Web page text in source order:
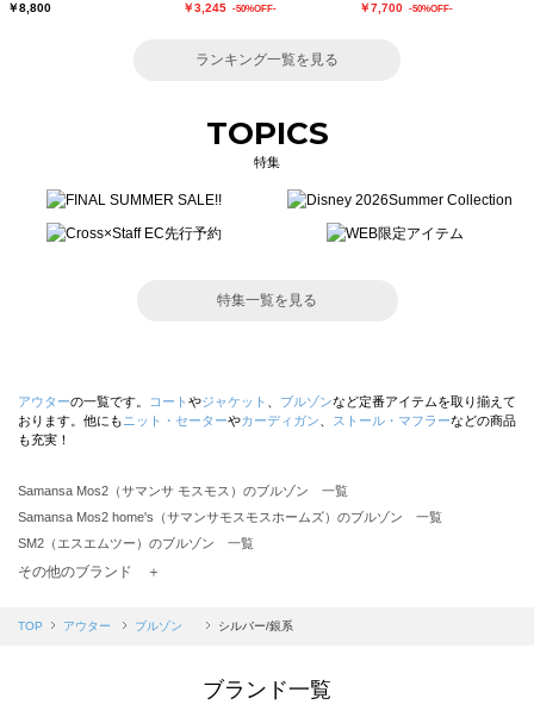
￥8,800 ￥3,245 -50%OFF- ￥7,700 -50%OFF-
ランキング一覧を見る
TOPICS
特集
特集一覧を見る
アウターの一覧です。 コート やジャケット ブルゾンなど定番アイテムを取り揃えて
おります。他にも ニット・セーターやカーディガン ストール・マフラーなどの商品
も充実！
Samansa Mos2（サマンサ モスモス）のブルゾン 一覧
Samansa Mos2 home's（サマンサモスモスホームズ）のブルゾン 一覧
SM2（エスエムツー）のブルゾン 一覧
TSUHARU by Samansa Mos2（ツハルバイサマンサモスモス）のブルゾン 一覧
Samansa Mos2 blue（サマンサモスモス ブルー）のブルゾン 一覧
sō4ū（ソウフォーユー）のブルゾン 一覧
その他のブランド ＋
TOP アウター ブルゾン シルバー/銀系
ブランド一覧